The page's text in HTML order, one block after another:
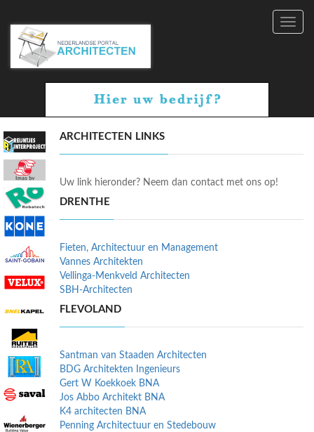
ARCHITECTEN LINKS
Uw link hieronder? Neem dan contact met ons op!
DRENTHE
Fieten, Architectuur en Management
Vannes Architekten
Vellinga-Menkveld Architecten
SBH-Architecten
FLEVOLAND
Santman van Staaden Architecten
BDG Architekten Ingenieurs
Gert W Koekkoek BNA
Jos Abbo Architekt BNA
K4 architecten BNA
Penning Architectuur en Stedebouw